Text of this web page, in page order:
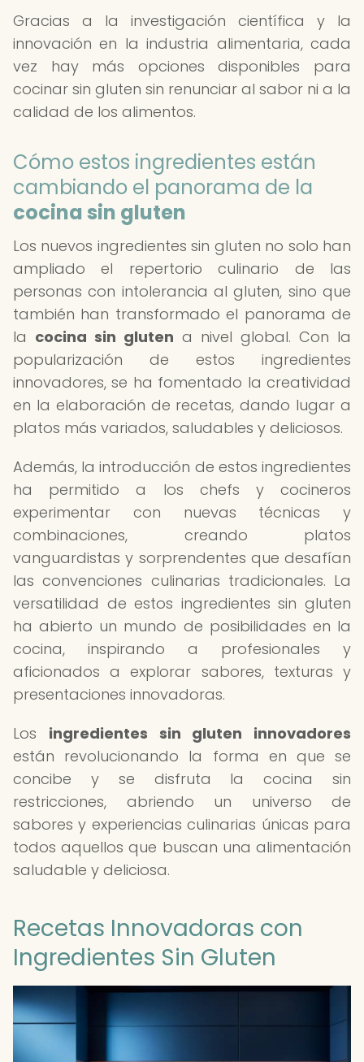
Gracias a la investigación científica y la
innovación en la industria alimentaria, cada
vez hay más opciones disponibles para
cocinar sin gluten sin renunciar al sabor ni a la
calidad de los alimentos.
Cómo estos ingredientes están
cambiando el panorama de la
cocina sin gluten
Los nuevos ingredientes sin gluten no solo han
ampliado el repertorio culinario de las
personas con intolerancia al gluten, sino que
también han transformado el panorama de
la cocina sin gluten a nivel global. Con la
popularización de estos ingredientes
innovadores, se ha fomentado la creatividad
en la elaboración de recetas, dando lugar a
platos más variados, saludables y deliciosos.
Además, la introducción de estos ingredientes
ha permitido a los chefs y cocineros
experimentar con nuevas técnicas y
combinaciones, creando platos
vanguardistas y sorprendentes que desafían
las convenciones culinarias tradicionales. La
versatilidad de estos ingredientes sin gluten
ha abierto un mundo de posibilidades en la
cocina, inspirando a profesionales y
aficionados a explorar sabores, texturas y
presentaciones innovadoras.
Los ingredientes sin gluten innovadores
están revolucionando la forma en que se
concibe y se disfruta la cocina sin
restricciones, abriendo un universo de
sabores y experiencias culinarias únicas para
todos aquellos que buscan una alimentación
saludable y deliciosa.
Recetas Innovadoras con
Ingredientes Sin Gluten